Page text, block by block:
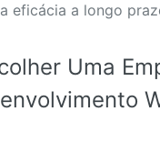
eficácia a longo
Uma